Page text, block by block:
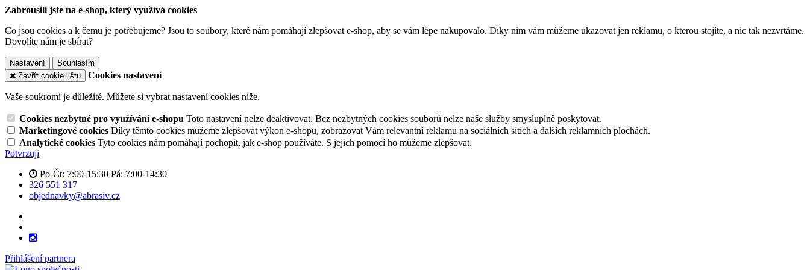
Zabrousili jste na e-shop, který využívá cookies
Co jsou cookies a k čemu je potřebujeme? Jsou to soubory, které nám pomáhají zlepšovat e-shop, aby se vám lépe nakupovalo. Díky nim vám můžeme ukazovat jen reklamu, o kterou stojíte, a nic tak nezvrtáme.
Dovolíte nám je sbírat?
Nastavení
Souhlasím
Zavřít cookie lištu
Cookies nastavení
Vaše soukromí je důležité. Můžete si vybrat nastavení cookies níže.
Cookies nezbytné pro využívání e-shopu Toto nastavení nelze deaktivovat. Bez nezbytných cookies souborů nelze naše služby smysluplně poskytovat.
Marketingové cookies Díky těmto cookies můžeme zlepšovat výkon e-shopu, zobrazovat Vám relevantní reklamu na sociálních sítích a dalších reklamních plochách.
Analytické cookies Tyto cookies nám pomáhají pochopit, jak e-shop používáte. S jejich pomocí ho můžeme zlepšovat.
Potvrzuji
Po-Čt: 7:00-15:30 Pá: 7:00-14:30
326 551 317
objednavky@abrasiv.cz
Přihlášení partnera